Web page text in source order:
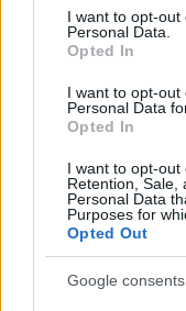
consent section.
I want to opt-out
Personal Data.
Opted In
I want to opt-
Personal Data
Opted In
I want to opt-out
Retention, Sale,
Personal Data
Purposes for
Opted Out
Google consents
Continua a
TEEN NEWS